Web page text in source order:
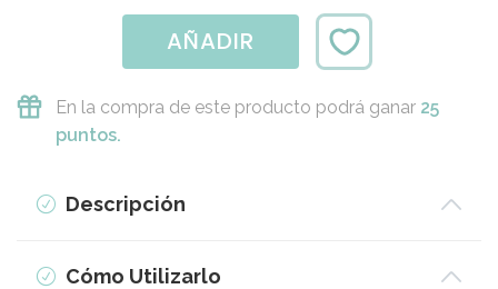
AÑADIR
En la compra de este producto podrá ganar 25
puntos.
Descripción
Cómo Utilizarlo